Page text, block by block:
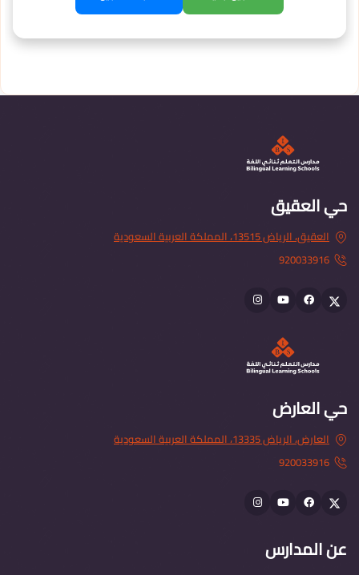
حي العقيق
العقيق، الرياض 13515، المملكة العربية السعودية
920033916
Twitter
Facebook
youtube
Instagram
حي العارض
العارض، الرياض 13335، المملكة العربية السعودية
920033916
Twitter
Facebook
youtube
Instagram
عن المدارس